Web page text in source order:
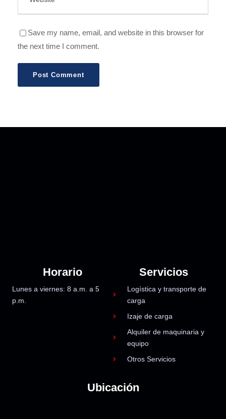
Save my name, email, and website in this browser for
the next time I comment.
Horario
Lunes a viernes: 8 a.m. a 5
p.m.
Servicios
Logística y transporte de
carga
Izaje de carga
Alquiler de maquinaria y
equipo
Otros Servicios
Ubicación